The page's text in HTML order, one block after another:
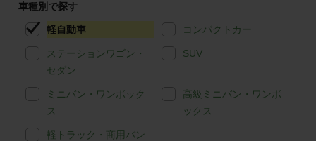
車種別で探す
軽自動車 コンパクトカー
ステーションワゴン・
セダン
SUV
ミニバン・ワンボック
ス
高級ミニバン・ワンボ
ックス
軽トラック・商用バン